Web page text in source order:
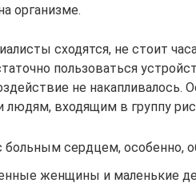
организме.
сходятся, не стоит
пользоваться
не накапливалось.
людям, входящим в группу
сердцем, особенно,
женщины и маленькие